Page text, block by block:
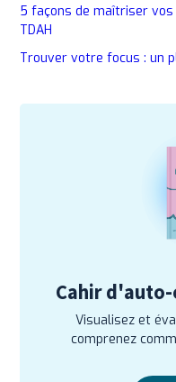
5 façons de maîtriser
TDAH
Trouver votre focus : un
Cahir d'auto-
Visualisez et
comprenez